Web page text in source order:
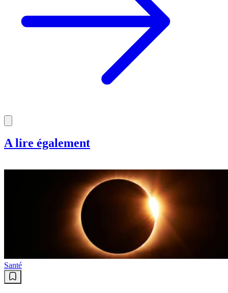
A lire également
Santé